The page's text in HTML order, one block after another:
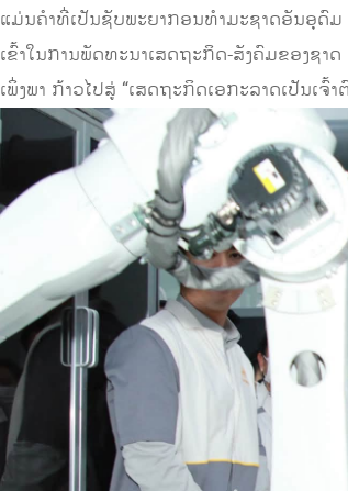
ແມ່ນຄຳທີ່ເປັນຊັບພະຍາກອນທຳມະຊາດອັນອຸດົ
ເຂົ້າໃນການພັດທະນາເສດຖະກິດ-ສັງຄົມຂອງຊ
ເພິ່ງພາ ກ້າວໄປສູ່ “ເສດຖະກິດເອກະລາດເປັນເ